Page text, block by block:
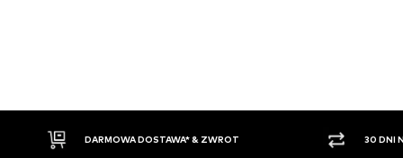
DARMOWA DOSTAWA* & ZWROT 30 DNI